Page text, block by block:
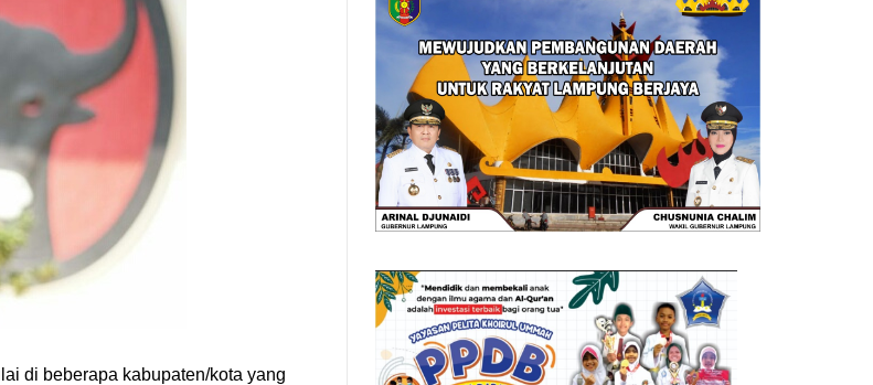
di beberapa kabupaten/kota yang